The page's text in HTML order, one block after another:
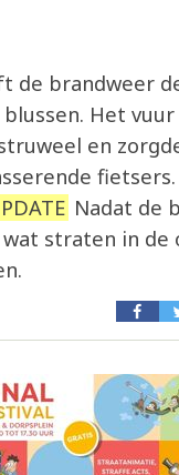
de brandweer
Het
en
Nadat de
straten in